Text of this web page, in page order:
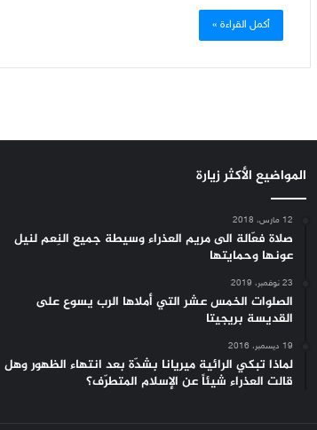
أكمل القراءة »
المواضيع الأكثر زيارة
12 مارس، 2018
صلاة فعّالة الى مريم العذراء وسيطة جميع النِعم لنيل
عونها وحمايتها
23 نوفمبر، 2019
الصلوات الخمس عشر التي أملاها الرب يسوع على
القديسة بريجيتا
19 ديسمبر، 2016
لماذا تبكي الرائية ميريانا بشدّة بعد انتهاء الظهور وهل
قالت العذراء شيئاً عن الإسلام المتطرّف؟